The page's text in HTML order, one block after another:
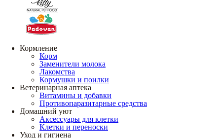
Кормление
Корм
Заменители молока
Лакомства
Кормушки и поилки
Ветеринарная аптека
Витамины и добавки
Противопаразитарные средства
Домашний уют
Аксессуары для клетки
Клетки и переноски
Уход и гигиена